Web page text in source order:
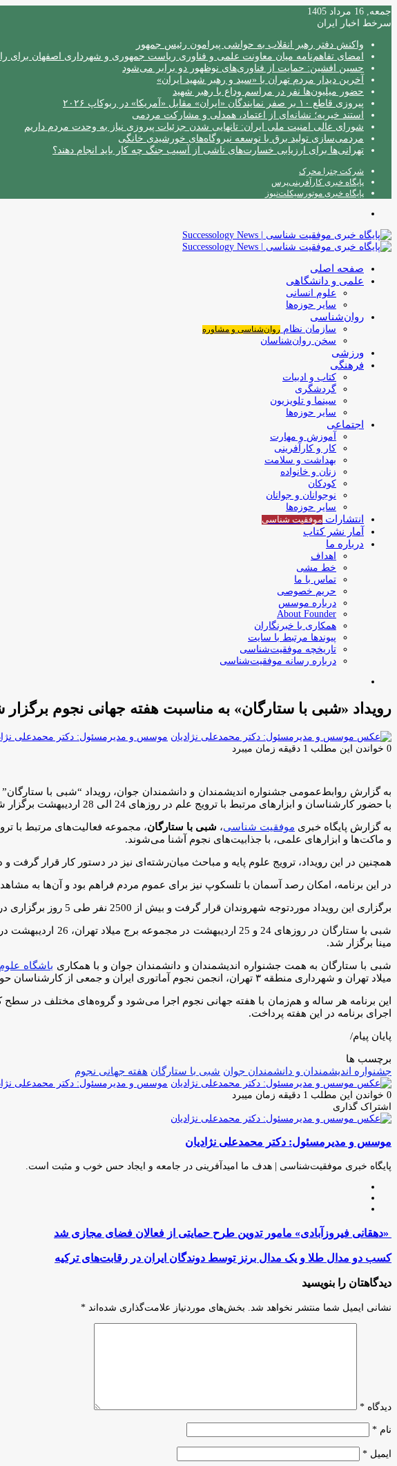
جمعه, 16 مرداد 1405
سرخط اخبار ایران
واکنش دفتر رهبر انقلاب به حواشی پیرامون رئیس جمهور
امضای تفاهم‌نامه میان معاونت علمی و فناوری ریاست جمهوری و شهرداری اصفهان برای
حسین افشین: حمایت از فناوری‌های نوظهور دو برابر می‌شود
آخرین دیدار مردم تهران با «سید و رهبر شهید ایران»
حضور میلیون‌ها نفر در مراسم وداع با رهبر شهید
پیروزی قاطع ۱۰ بر صفر نمایندگان «ایران» مقابل «آمریکا» در ربوکاپ ۲۰۲۶
استند خیریه؛ نشانه‌ای از اعتماد، همدلی و مشارکت مردمی
شورای عالی امنیت ملی ایران: تانهایی شدن جزئیات پیروزی نیاز به وحدت مردم داریم
مردمی‌سازی تولید برق با توسعه نیروگاه‌های خورشیدی خانگی
تهرانی‌ها برای ارزیابی خسارت‌های ناشی از آسیب جنگ چه کار باید انجام دهند؟
شرکت چترا محرک
پایگاه خبری کارآفرینی‌پرس
پایگاه خبری موتورسیکلت‌نیوز
صفحه اصلی
علمی و دانشگاهی
علوم انسانی
سایر حوزه‌ها
روان‌شناسی
سازمان نظام روان‌شناسی و مشاوره
سخن روان‌شناسان
ورزشی
فرهنگی
کتاب و ادبیات
گردشگری
سینما و تلویزیون
سایر حوزه‌ها
اجتماعی
آموزش و مهارت
کار و کارآفرینی
بهداشت و سلامت
زنان و خانواده
کودکان
نوجوانان و جوانان
سایر حوزه‌ها
انتشارات موفقیت‌ شناسی
آمار نشر کتاب
درباره ما
اهداف
خط مشی
تماس با ما
حریم خصوصی
درباره موسس
About Founder
همکاری با خبرنگاران
پیوندها مرتبط با سایت
تاریخچه موفقیت‌شناسی
درباره رسانه موفقیت‌شناسی
رویداد «شبی با ستارگان» به مناسبت هفته جهانی نجوم برگزار
موسس و مدیرمسئول: دکتر محمدعلی
0 خواندن این مطلب 1 دقیقه زمان میبرد
به گزارش روابط‌عمومی جشنواره اندیشمندان و دانشمندان جوان، رویداد “شبی با
با حضور کارشناسان و ابزارهای مرتبط با ترویج علم در روزهای 24 الی 28 اردیبهشت برگزار شد.
به گزارش پایگاه خبری موفقیت شناسی، شبی با ستارگان، مجموعه فعالیت‌های مرتبط با
و ماکت‌ها و ابزارهای علمی، با جذابیت‌های نجوم آشنا می‌شوند.
همچنین در این رویداد، ترویج علوم پایه و مباحث میان‌رشته‌ای نیز در دستور کار قرار
در این برنامه، امکان رصد آسمان با تلسکوپ نیز برای عموم مردم فراهم بود و آن‌ها به
برگزاری این رویداد موردتوجه شهروندان قرار گرفت و بیش از 2500 نفر طی 5 روز برگزاری در سطح تهران از غرفه بازدید کردند.
مینا برگزار شد.
شبی با ستارگان به همت جشنواره اندیشمندان و دانشمندان جوان و با همکاری باشگاه
میلاد تهران و شهرداری منطقه ۳ تهران، انجمن نجوم آماتوری ایران و جمعی از کارشناسان حوزه ترویج علم و نجوم برگزار شد.
این برنامه هر ساله و هم‌زمان با هفته جهانی نجوم اجرا می‌شود و گروه‌های مختلف در سطح
اجرای برنامه در این هفته پرداخت.
‌پایان پیام/
برچسب ها
جشنواره اندیشمندان و دانشمندان جوان شبی با ستارگان هفته جهانی نجوم
موسس و مدیرمسئول: دکتر محمدعلی
0 خواندن این مطلب 1 دقیقه زمان میبرد
اشتراک گذاری
فیس
توئیتر
لینکدین
واتس
تلگرام
اشتراک
از
ایمیل
چاپ
موسس و مدیرمسئول: دکتر محمدعلی نژادیان
پایگاه خبری موفقیت‌شناسی | هدف ما امیدآفرینی در جامعه و ایجاد حس خوب و مثبت است.
«دهقانی
مامور
تدوین
طرح
حمایتی
فعالان
«دهقانی فیروزآبادی» مامور تدوین طرح حمایتی از فعالان فضای مجازی شد
کسب
مدال
و
ترکیه
کسب دو مدال طلا و یک مدال برنز توسط دوندگان ایران در رقابت‌های ترکیه
دیدگاهتان را بنویسید
نشانی ایمیل شما منتشر نخواهد شد. بخش‌های موردنیاز علامت‌گذاری شده‌اند *
دیدگاه *
نام *
ایمیل *